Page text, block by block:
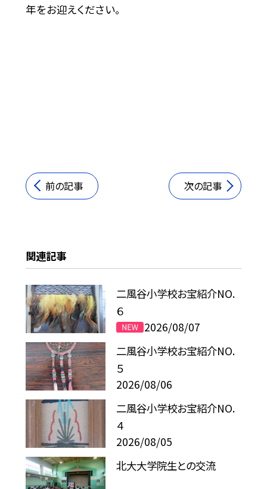
年をお迎えください。
前の記事 次の記事
関連記事
二風谷小学校お宝紹介NO.
６
2026/08/07
二風谷小学校お宝紹介NO.
５
2026/08/06
二風谷小学校お宝紹介NO.
４
2026/08/05
北大大学院生との交流